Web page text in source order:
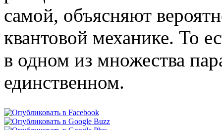
самой, объясняют
квантовой механике. То
в одном из множества
единственном.